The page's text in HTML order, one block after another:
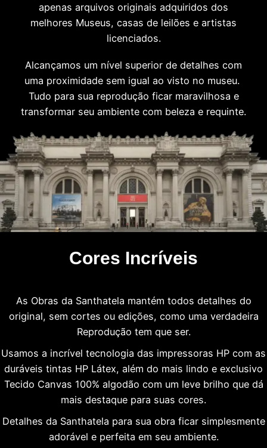
apenas arquivos originais adquiridos dos
melhores Museus, casas de leilões e artistas
licenciados.
Alcançamos um nível superior de detalhes com
uma proximidade sem igual ao visto no museu.
Tudo para sua reprodução ficar maravilhosa e
transformar seu ambiente com beleza e requinte.
Cores Incríveis
As Obras da Santhatela mantém todos detalhes do
original, sem cortes ou edições, como uma verdadeira
Reprodução tem que ser.
Usamos a incrível tecnologia das impressoras HP com as
duráveis tintas HP Látex, além do mais lindo e exclusivo
Tecido Canvas 100% algodão com um leve brilho que dá
mais destaque para suas cores.
Detalhes da Santhatela para sua obra ficar simplesmente
adorável e perfeita em seu ambiente.